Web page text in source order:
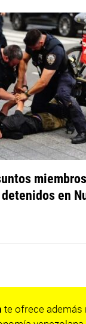
en
te ofrece además